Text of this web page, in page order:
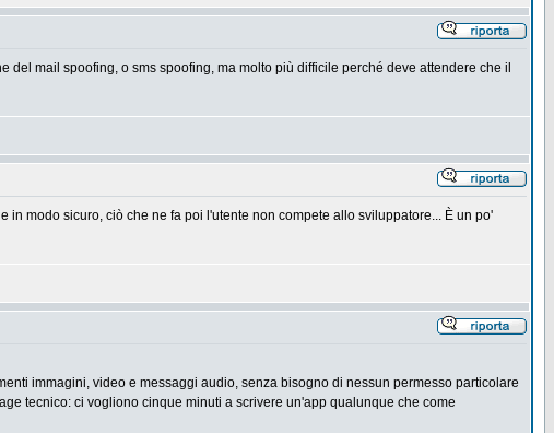
mail spoofing, o sms spoofing, ma molto più difficile perché deve attendere che il
modo sicuro, ciò che ne fa poi l'utente non compete allo sviluppatore... È un po'
immagini, video e messaggi audio, senza bisogno di nessun permesso particolare
tecnico: ci vogliono cinque minuti a scrivere un'app qualunque che come